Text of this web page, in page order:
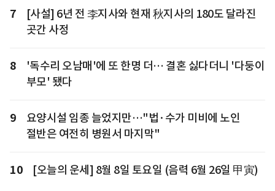
7
[사설] 6년 전 李지사와 현재 秋지사의 180도 달라진
곳간 사정
8
'독수리 오남매'에 또 한명 더… 결혼 싫다더니 '다둥이
부모' 됐다
9
요양시설 임종 늘었지만…"법·수가 미비에 노인
절반은 여전히 병원서 마지막"
10 [오늘의 운세] 8월 8일 토요일 (음력 6월 26일 甲寅)